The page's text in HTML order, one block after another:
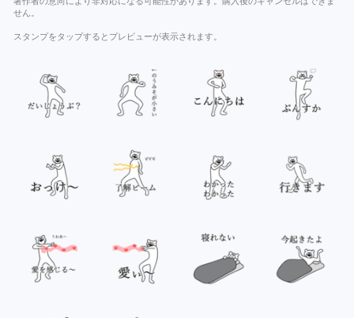
せん。
スタンプをタップするとプレビューが表示されます。